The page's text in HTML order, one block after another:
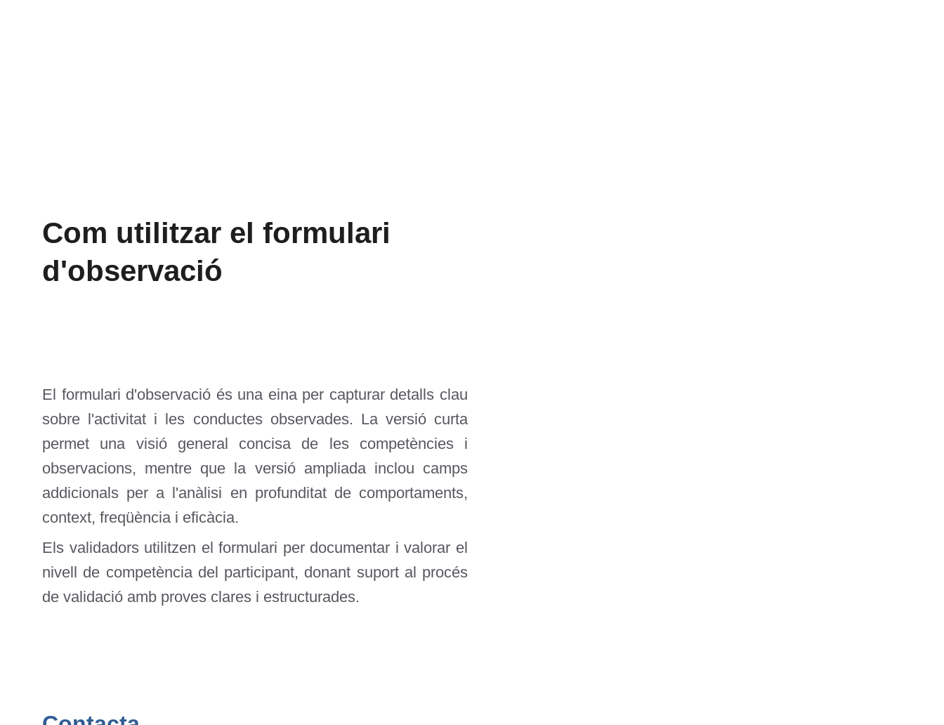
Com utilitzar el formulari
d'observació
El formulari d'observació és una eina per capturar detalls clau
sobre l'activitat i les conductes observades. La versió curta
permet una visió general concisa de les competències i
observacions, mentre que la versió ampliada inclou camps
addicionals per a l'anàlisi en profunditat de comportaments,
context, freqüència i eficàcia.
Els validadors utilitzen el formulari per documentar i valorar el
nivell de competència del participant, donant suport al procés
de validació amb proves clares i estructurades.